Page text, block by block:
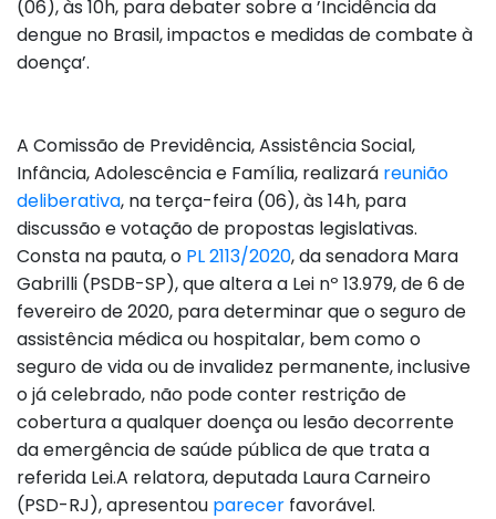
(06), às 10h, para debater sobre a ’Incidência da
dengue no Brasil, impactos e medidas de combate à
doença’.
A Comissão de Previdência, Assistência Social,
Infância, Adolescência e Família, realizará reunião
deliberativa, na terça-feira (06), às 14h, para
discussão e votação de propostas legislativas.
Consta na pauta, o PL 2113/2020, da senadora Mara
Gabrilli (PSDB-SP), que altera a Lei nº 13.979, de 6 de
fevereiro de 2020, para determinar que o seguro de
assistência médica ou hospitalar, bem como o
seguro de vida ou de invalidez permanente, inclusive
o já celebrado, não pode conter restrição de
cobertura a qualquer doença ou lesão decorrente
da emergência de saúde pública de que trata a
referida Lei.A relatora, deputada Laura Carneiro
(PSD-RJ), apresentou parecer favorável.